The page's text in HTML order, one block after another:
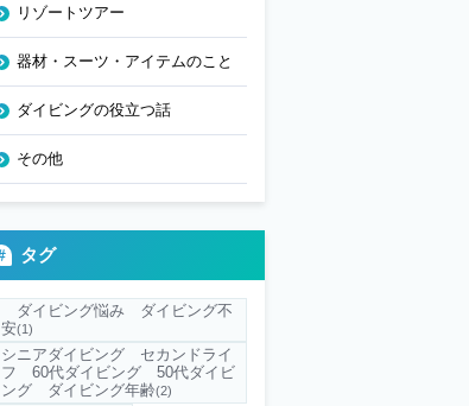
リゾートツアー
器材・スーツ・アイテムのこと
ダイビングの役立つ話
その他
タグ
ダイビング悩み ダイビング不
安(1)
シニアダイビング セカンドライ
フ 60代ダイビング 50代ダイビ
ング ダイビング年齢(2)